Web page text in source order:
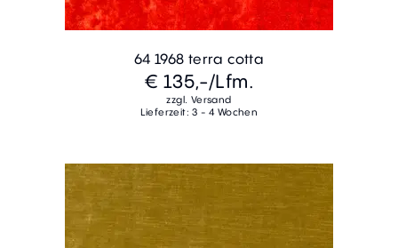
64 1968 terra cotta
€ 135,-/Lfm.
zzgl. Versand
Lieferzeit: 3 - 4 Wochen